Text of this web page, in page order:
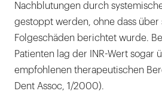
Nachblutungen durch
gestoppt werden, ohne dass
Folgeschäden berichtet wurde.
Patienten lag der INR-Wert sogar
empfohlenen therapeutischen
Dent Assoc, 1/2000).